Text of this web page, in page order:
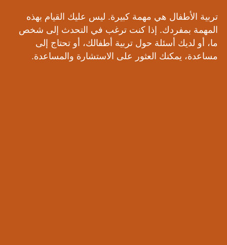
‏تربية الأطفال هي مهمة كبيرة.‏ ‏ليس عليك القيام بهذه
المهمة بمفردك.‏ ‏إذا كنت ترغب في التحدث إلى شخص
ما، أو لديك أسئلة حول تربية أطفالك، أو تحتاج إلى
مساعدة، يمكنك العثور على الاستشارة والمساعدة.‏